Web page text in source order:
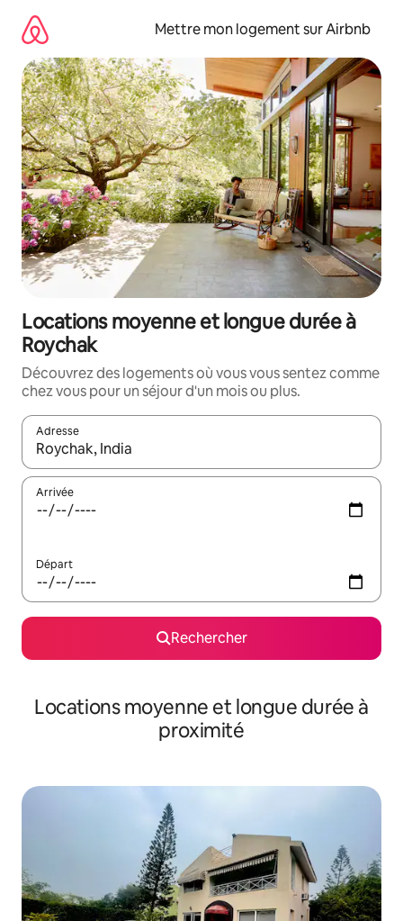
directement
contenu
Mettre mon logement sur Airbnb
Locations moyenne et longue durée à
Roychak
Découvrez des logements où vous vous sentez comme
chez vous pour un séjour d'un mois ou plus.
Adresse
Lorsque les résultats s'affichent, utilisez les flèches vers le
Arrivée
Départ
Rechercher
Locations moyenne et longue durée à
proximité